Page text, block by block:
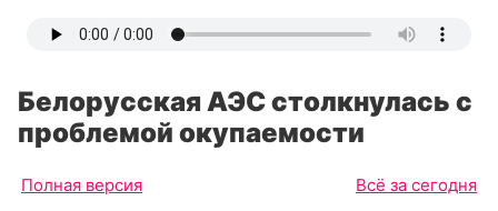
Белорусская АЭС столкнулась с
проблемой окупаемости
Полная версия Всё за сегодня